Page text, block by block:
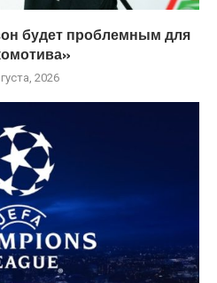
будет проблемным для
2026